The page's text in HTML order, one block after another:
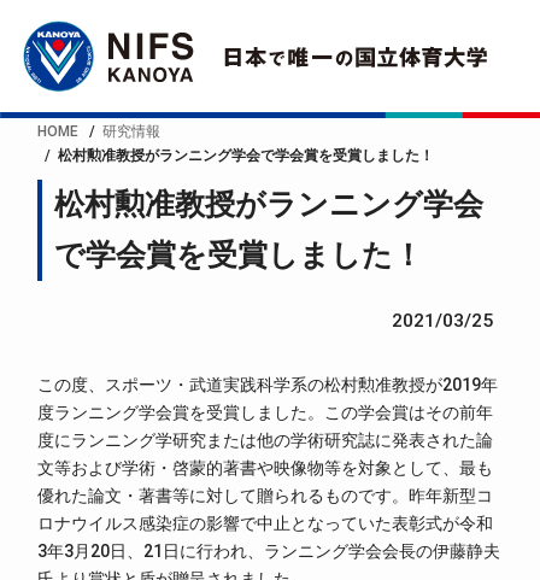
HOME
研究情報
松村勲准教授がランニング学会で学会賞を受賞しました！
松村勲准教授がランニング学会
で学会賞を受賞しました！
2021/03/25
この度、スポーツ・武道実践科学系の松村勲准教授が2019年
度ランニング学会賞を受賞しました。この学会賞はその前年
度にランニング学研究または他の学術研究誌に発表された論
文等および学術・啓蒙的著書や映像物等を対象として、最も
優れた論文・著書等に対して贈られるものです。昨年新型コ
ロナウイルス感染症の影響で中止となっていた表彰式が令和
3年3月20日、21日に行われ、ランニング学会会長の伊藤静夫